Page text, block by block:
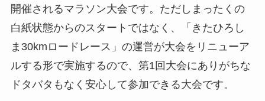
開催されるマラソン大会です。ただしまったくの
白紙状態からのスタートではなく、「きたひろし
ま30kmロードレース」の運営が大会をリニューア
ルする形で実施するので、第1回大会にありがちな
ドタバタもなく安心して参加できる大会です。